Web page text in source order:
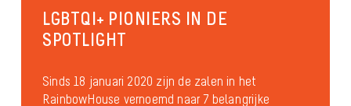
LGBTQI+ PIONIERS IN DE
SPOTLIGHT
Sinds 18 januari 2020 zijn de zalen in het
RainbowHouse vernoemd naar 7 belangrijke